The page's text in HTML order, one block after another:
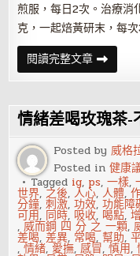
煎服，每日2次。治療消
克，一起焙黃研末，每
閱讀完整文章石
榴
全
是
寶：
石
榴
葉
可
明
目
情緒差喝玫瑰茶-
Posted by威格
Posted in健康
Tagged ig, ps,一樣,
世界,之後,人心,人體,
分鐘,刺激,功效,功能障
可用, 同時, 吸收, 喝點,
,威而鋼 四 分 之 一顆,
差喝,差異, 常喝,幫助,
,情緒, 愛撫,感冒,慎用,